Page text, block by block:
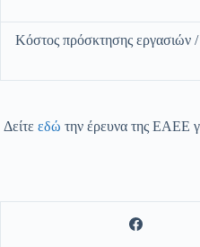
Κόστος πρόσκτησης
Δείτε εδώ την έρευνα της ΕΑΕΕ